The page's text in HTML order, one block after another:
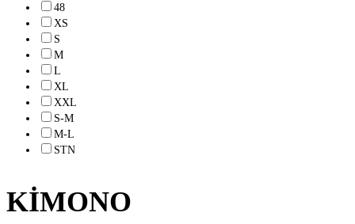
48
XS
S
M
L
XL
XXL
S-M
M-L
STN
KİMONO